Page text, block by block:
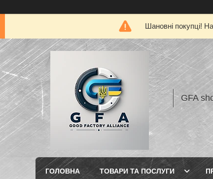
Шановні покупці!
GFA
ГОЛОВНА ТОВАРИ ТА ПОСЛУГИ